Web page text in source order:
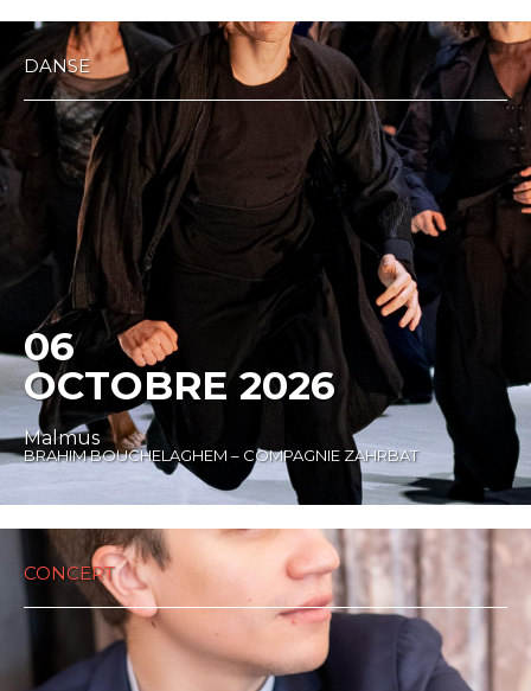
DANSE
06
OCTOBRE 2026
Malmus
BRAHIM BOUCHELAGHEM – COMPAGNIE ZAHRBAT
CONCERT